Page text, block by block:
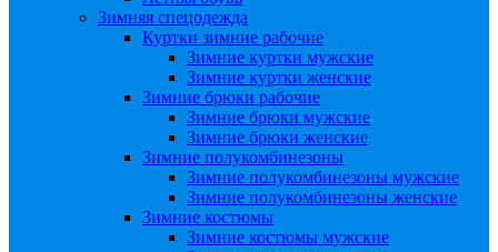
Зимняя спецодежда
Куртки зимние рабочие
Зимние куртки мужские
Зимние куртки женские
Зимние брюки рабочие
Зимние брюки мужские
Зимние брюки женские
Зимние полукомбинезоны
Зимние полукомбинезоны мужские
Зимние полукомбинезоны женские
Зимние костюмы
Зимние костюмы мужские